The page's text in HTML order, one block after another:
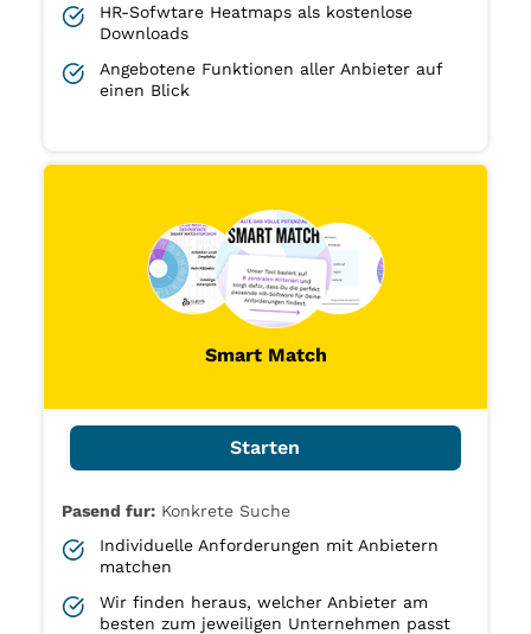
HR-Sofwtare Heatmaps als kostenlose
Downloads
Angebotene Funktionen aller Anbieter auf
einen Blick
Smart Match
Starten
Pasend fur: Konkrete Suche
Individuelle Anforderungen mit Anbietern
matchen
Wir finden heraus, welcher Anbieter am
besten zum jeweiligen Unternehmen passt